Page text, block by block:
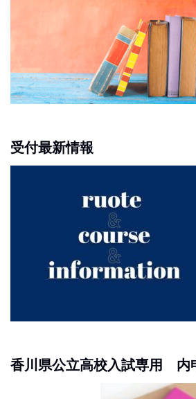
受付最新情報
香川県公立高校入試専用 内